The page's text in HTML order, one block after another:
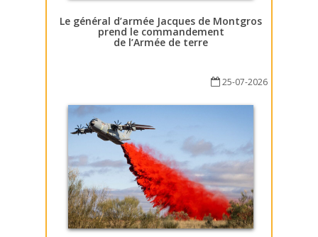
Le général d’armée Jacques de Montgros
prend le commandement
de l’Armée de terre
25-07-2026